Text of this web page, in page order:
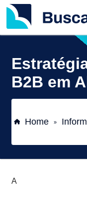
B2B em
Home »
A